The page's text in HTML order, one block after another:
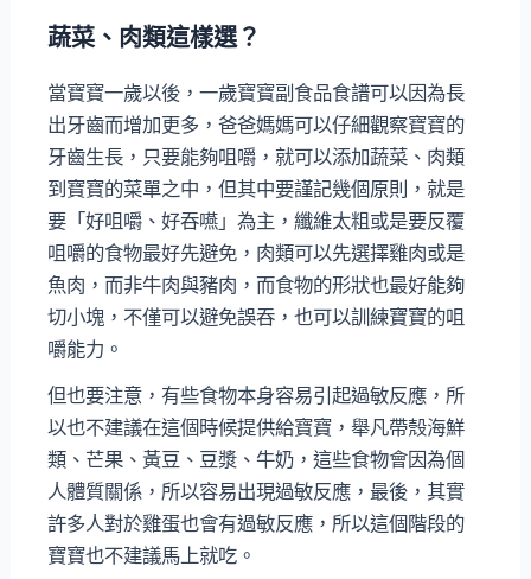
蔬菜、肉類這樣選？
當寶寶一歲以後，一歲寶寶副食品食譜可以因為長
出牙齒而增加更多，爸爸媽媽可以仔細觀察寶寶的
牙齒生長，只要能夠咀嚼，就可以添加蔬菜、肉類
到寶寶的菜單之中，但其中要謹記幾個原則，就是
要「好咀嚼、好吞嚥」為主，纖維太粗或是要反覆
咀嚼的食物最好先避免，肉類可以先選擇雞肉或是
魚肉，而非牛肉與豬肉，而食物的形狀也最好能夠
切小塊，不僅可以避免誤吞，也可以訓練寶寶的咀
嚼能力。
但也要注意，有些食物本身容易引起過敏反應，所
以也不建議在這個時候提供給寶寶，舉凡帶殼海鮮
類、芒果、黃豆、豆漿、牛奶，這些食物會因為個
人體質關係，所以容易出現過敏反應，最後，其實
許多人對於雞蛋也會有過敏反應，所以這個階段的
寶寶也不建議馬上就吃。